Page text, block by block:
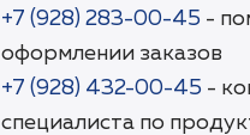
+7 (928) 283-00-45 -
оформлении заказов
+7 (928) 432-00-45 -
специалиста по